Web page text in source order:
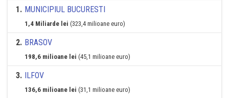
1. MUNICIPIUL BUCURESTI
1,4 Miliarde lei (323,4 milioane euro)
2. BRASOV
198,6 milioane lei (45,1 milioane euro)
3. ILFOV
136,6 milioane lei (31,1 milioane euro)